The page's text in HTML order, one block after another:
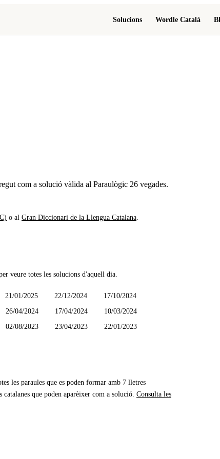
Solucions Wordle Català
com a solució vàlida al Paraulògic 26 vegades.
o al Gran Diccionari de la Llengua Catalana
veure totes les solucions d'aquell dia.
21/01/2025 22/12/2024
17/10/2024
26/04/2024 17/04/2024
10/03/2024
02/08/2023 23/04/2023
22/01/2023
les paraules que es poden formar amb 7 lletres
catalanes que poden aparèixer com a solució. Consulta les